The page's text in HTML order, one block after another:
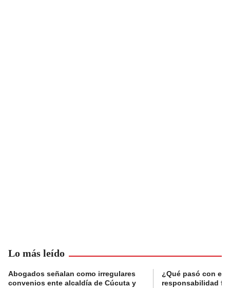
Lo más leído
Abogados señalan como irregulares
convenios ente alcaldía de Cúcuta y
¿Qué pasó con el
responsabilidad